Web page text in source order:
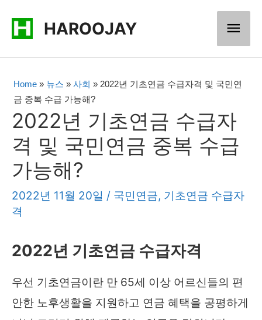
HAROOJAY
메
인
메
뉴
Home » 뉴스 » 사회 » 2022년 기초연금 수급자격 및 국민연
금 중복 수급 가능해?
2022년 기초연금 수급자
격 및 국민연금 중복 수급
가능해?
2022년 11월 20일 / 국민연금, 기초연금 수급자
격
2022년 기초연금 수급자격
우선 기초연금이란 만 65세 이상 어르신들의 편
안한 노후생활을 지원하고 연금 혜택을 공평하게